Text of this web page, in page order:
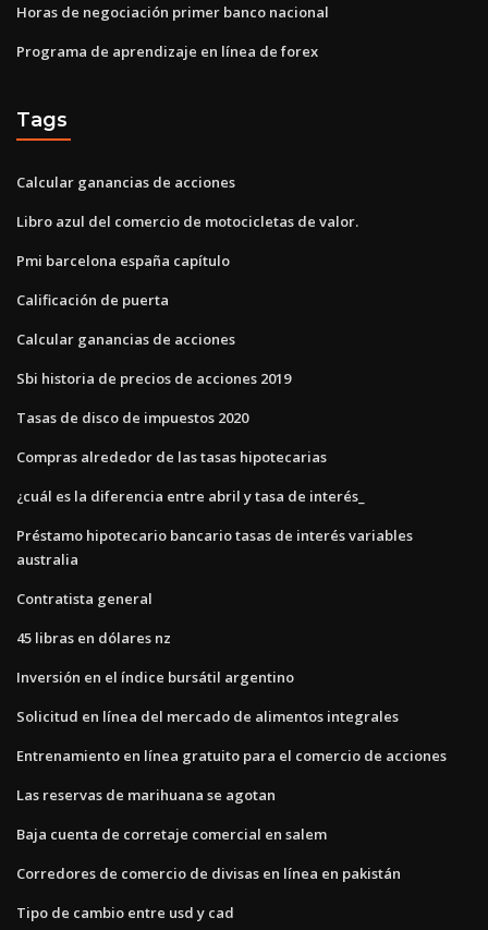
Horas de negociación primer banco nacional
Programa de aprendizaje en línea de forex
Tags
Calcular ganancias de acciones
Libro azul del comercio de motocicletas de valor.
Pmi barcelona españa capítulo
Calificación de puerta
Calcular ganancias de acciones
Sbi historia de precios de acciones 2019
Tasas de disco de impuestos 2020
Compras alrededor de las tasas hipotecarias
¿cuál es la diferencia entre abril y tasa de interés_
Préstamo hipotecario bancario tasas de interés variables
australia
Contratista general
45 libras en dólares nz
Inversión en el índice bursátil argentino
Solicitud en línea del mercado de alimentos integrales
Entrenamiento en línea gratuito para el comercio de acciones
Las reservas de marihuana se agotan
Baja cuenta de corretaje comercial en salem
Corredores de comercio de divisas en línea en pakistán
Tipo de cambio entre usd y cad